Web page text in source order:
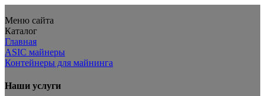
Меню сайта
Каталог
Главная
ASIC майнеры
Контейнеры для майнинга
Наши услуги